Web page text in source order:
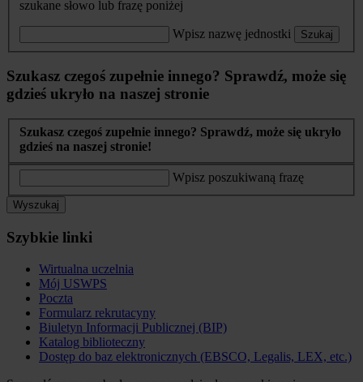
szukane słowo lub frazę poniżej
Wpisz nazwę jednostki Szukaj
Szukasz czegoś zupełnie innego? Sprawdź, może się
gdzieś ukryło na naszej stronie
Szukasz czegoś zupełnie innego? Sprawdź, może się ukryło
gdzieś na naszej stronie!
Wpisz poszukiwaną frazę
Wyszukaj
Szybkie linki
Wirtualna uczelnia
Mój USWPS
Poczta
Formularz rekrutacyny
Biuletyn Informacji Publicznej (BIP)
Katalog biblioteczny
Dostęp do baz elektronicznych (EBSCO, Legalis, LEX, etc.)